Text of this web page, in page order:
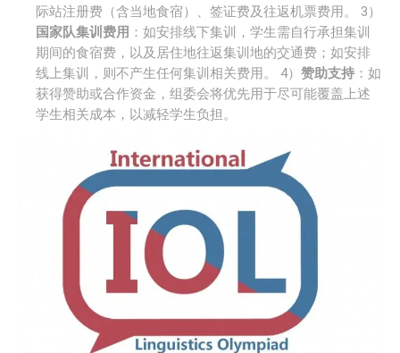
际站注册费（含当地食宿）、签证费及往返机票费用。 3）
国家队集训费用 ：如安排线下集训，学生需自行承担集训
期间的食宿费，以及居住地往返集训地的交通费；如安排
线上集训，则不产生任何集训相关费用。 4） 赞助支持 ：如
获得赞助或合作资金，组委会将优先用于尽可能覆盖上述
学生相关成本，以减轻学生负担。